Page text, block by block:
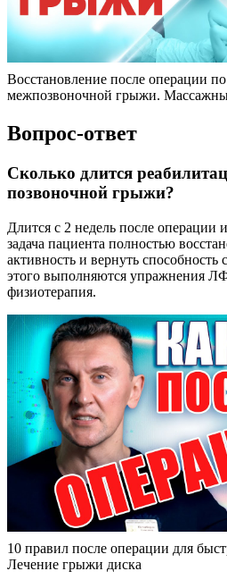
Восстановление после операции
межпозвоночной грыжи.
Вопрос-ответ
Сколько длится
позвоночной грыжи?
Длится с 2 недель после операции
задача пациента полностью
активность и вернуть
этого выполняются упражнения
физиотерапия.
10 правил после операции для
Лечение грыжи диска